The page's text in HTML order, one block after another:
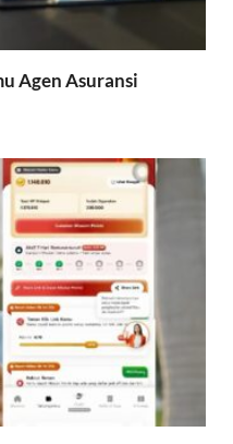
Agen Asuransi